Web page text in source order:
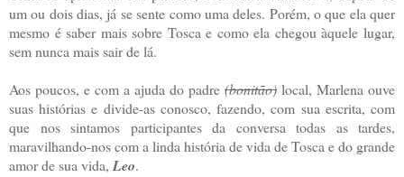
um ou dois dias, já se sente como uma deles. Porém, o que ela quer
mesmo é saber mais sobre Tosca e como ela chegou àquele lugar,
sem nunca mais sair de lá.
Aos poucos, e com a ajuda do padre (bonitão) local, Marlena ouve
suas histórias e divide-as conosco, fazendo, com sua escrita, com
que nos sintamos participantes da conversa todas as tardes,
maravilhando-nos com a linda história de vida de Tosca e do grande
amor de sua vida, Leo.